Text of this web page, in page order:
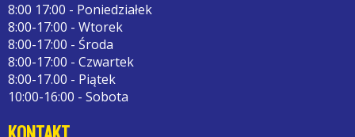
8:00 17:00 - Poniedziałek
8:00-17:00 - Wtorek
8:00-17:00 - Środa
8:00-17:00 - Czwartek
8:00-17.00 - Piątek
10:00-16:00 - Sobota